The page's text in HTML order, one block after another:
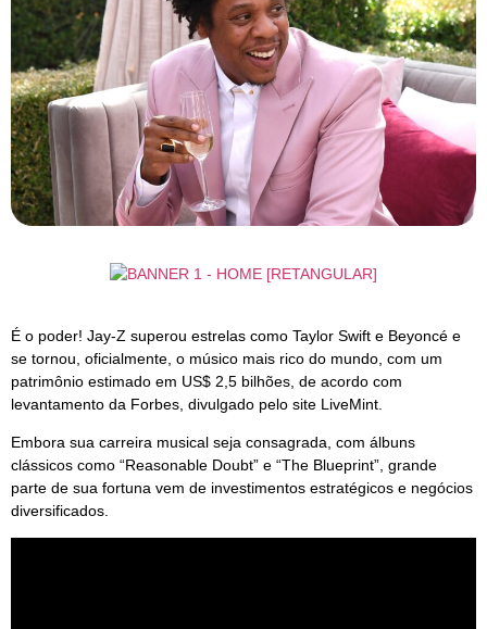
É o poder! Jay‑Z superou estrelas como Taylor Swift e Beyoncé e
se tornou, oficialmente, o músico mais rico do mundo, com um
patrimônio estimado em US$ 2,5 bilhões, de acordo com
levantamento da Forbes, divulgado pelo site LiveMint.
Embora sua carreira musical seja consagrada, com álbuns
clássicos como “Reasonable Doubt” e “The Blueprint”, grande
parte de sua fortuna vem de investimentos estratégicos e negócios
diversificados.